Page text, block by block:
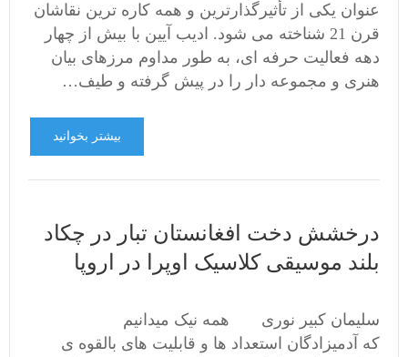
عنوان یکی از تأثیرگذارترین و همه کاره ترین نقاشان
قرن 21 شناخته می شود. ادیب آیین با بیش از چهار
دهه فعالیت حرفه ای، به طور مداوم مرزهای بیان
هنری و مجموعه دار را در پیش گرفته و طیف…
بیشتر بخوانید
درخشش دخت افغانستان تبار در چکاد
بلند موسیقی کلاسیک اوپرا در اروپا
سلیمان کبیر نوری همه نیک میدانیم
که آدمیزادگان استعداد ها و قابلیت های بالقوه ی